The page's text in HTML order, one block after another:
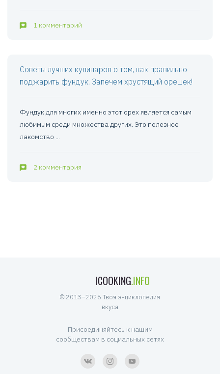
1 комментарий
Советы лучших кулинаров о том, как правильно
поджарить фундук. Запечем хрустящий орешек!
Фундук для многих именно этот орех является самым
любимым среди множества других. Это полезное
лакомство ...
2 комментария
ICOOKING.INFO
© 2013–2026 Твоя энциклопедия
вкуса
Присоединяйтесь к нашим
сообществам в социальных сетях